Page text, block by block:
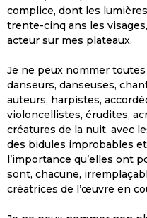
complice, dont les
trente-cinq ans les
acteur sur mes plateaux.
Je ne peux nommer
danseurs, danseuses,
auteurs, harpistes,
violoncellistes, érudites,
créatures de la nuit, avec
des bidules improbables
l’importance qu’elles ont
sont, chacune,
créatrices de l’œuvre en